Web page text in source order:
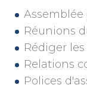
Réunions
Rédiger
Relations
Polices